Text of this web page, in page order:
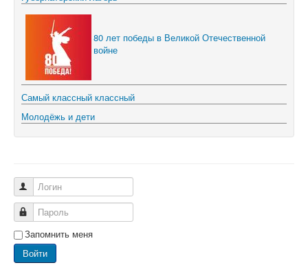
80 лет победы в Великой Отечественной
войне
Самый классный классный
Молодёжь и дети
Логин
Пароль
Запомнить меня
Войти